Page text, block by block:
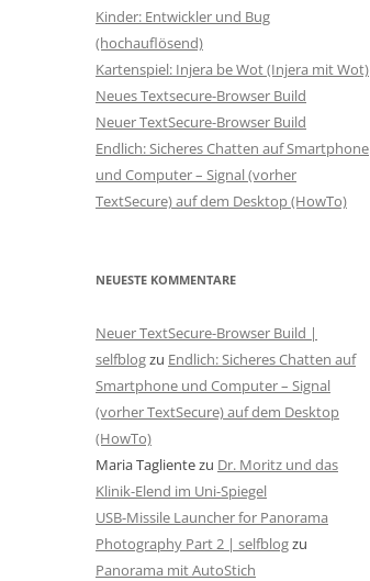
Kinder: Entwickler und Bug
(hochauflösend)
Kartenspiel: Injera be Wot (Injera mit Wot)
Neues Textsecure-Browser Build
Neuer TextSecure-Browser Build
Endlich: Sicheres Chatten auf Smartphone
und Computer – Signal (vorher
TextSecure) auf dem Desktop (HowTo)
NEUESTE KOMMENTARE
Neuer TextSecure-Browser Build |
selfblogzu Endlich: Sicheres Chatten auf
Smartphone und Computer – Signal
(vorher TextSecure) auf dem Desktop
(HowTo)
Maria Taglientezu Dr. Moritz und das
Klinik-Elend im Uni-Spiegel
USB-Missile Launcher for Panorama
Photography Part 2 | selfblogzu
Panorama mit AutoStich